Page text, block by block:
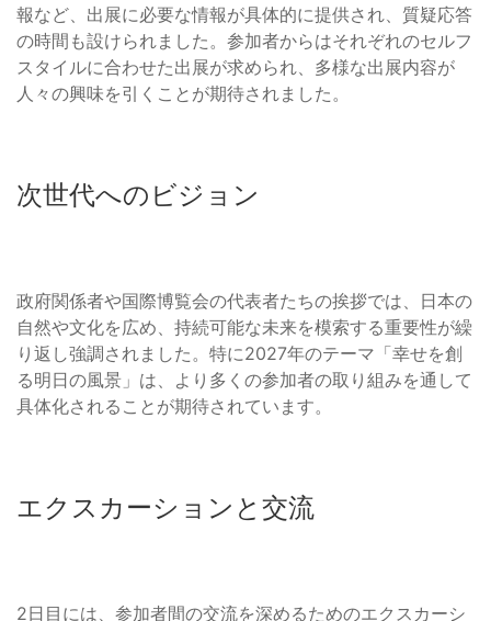
報など、出展に必要な情報が具体的に提供され、質疑応答
の時間も設けられました。参加者からはそれぞれのセルフ
スタイルに合わせた出展が求められ、多様な出展内容が
人々の興味を引くことが期待されました。
次世代へのビジョン
政府関係者や国際博覧会の代表者たちの挨拶では、日本の
自然や文化を広め、持続可能な未来を模索する重要性が繰
り返し強調されました。特に2027年のテーマ「幸せを創
る明日の風景」は、より多くの参加者の取り組みを通して
具体化されることが期待されています。
エクスカーションと交流
2日目には、参加者間の交流を深めるためのエクスカーシ